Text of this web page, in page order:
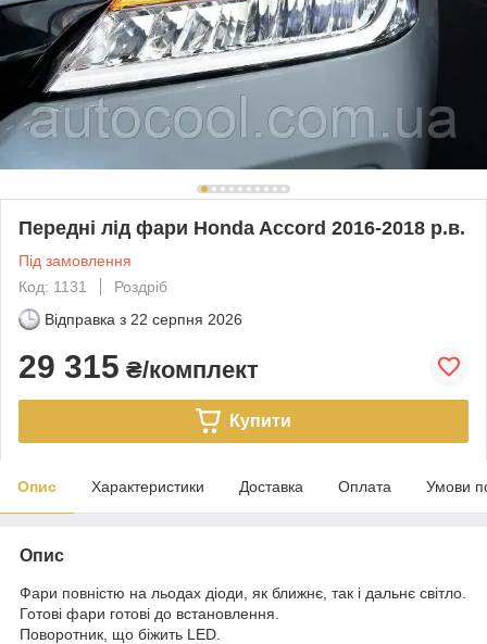
Передні лід фари Honda Accord 2016-2018 р.в.
Під замовлення
Код: 1131
Роздріб
Відправка з 22 серпня 2026
29 315 ₴/комплект
Купити
Опис Характеристики Доставка Оплата Умови
Опис
Фари повністю на льодах діоди, як ближнє, так і дальнє світло.
Готові фари готові до встановлення.
Поворотник, що біжить LED.